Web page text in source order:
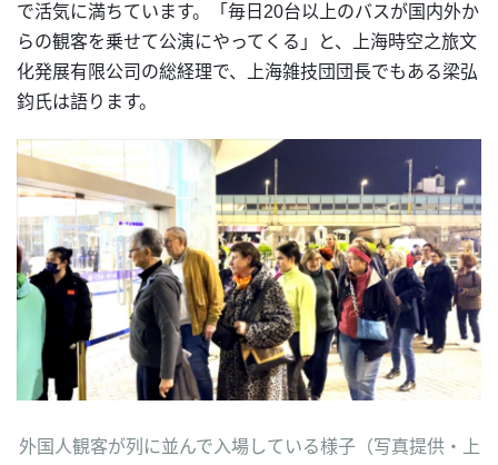
で活気に満ちています。「毎日20台以上のバスが国内外か
らの観客を乗せて公演にやってくる」と、上海時空之旅文
化発展有限公司の総経理で、上海雑技団団長でもある梁弘
鈞氏は語ります。
外国人観客が列に並んで入場している様子（写真提供・上